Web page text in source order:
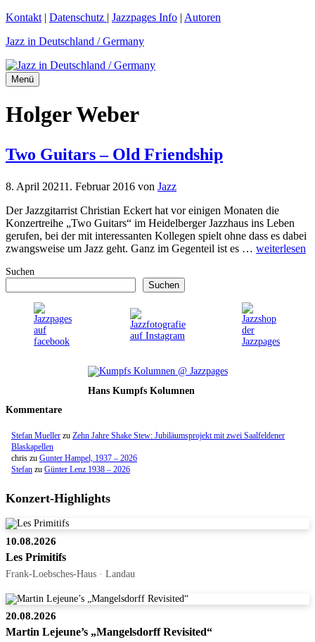
Zum
springen
Kontakt | Datenschutz | Jazzpages Info | Autoren
Jazz in Deutschland / Germany
Menü
Holger Weber
Two Guitars – Old Friendship
8. April 20211. Februar 2016 von Jazz
Der Jazzgitarrist Christian Eckert hat vor einigen Monaten die
Konzertreihe „Two Guitars“ im Heidelberger Jazzhaus ins Leben
gerufen, bei der mit interessanten Kollegen spielt ohne dass es dabei
zwangsweise um Jazz geht. Ganz im Gegenteil ist es … weiterlesen
Suchen
Suchen
Hans Kumpfs Kolumnen
Kommentare
Stefan Mueller zu Zehn Jahre Shake Stew: Jubiläumsprojekt mit zwei Saalfeldener
Blaskapellen
chris zu Gunter Hampel, 1937 – 2026
Stefan zu Günter Lenz 1938 – 2026
Konzert-Highlights
10.08.2026
Les Primitifs
Frank-Loebsches-Haus · Landau
20.08.2026
Martin Lejeune’s „Mangelsdorff Revisited“